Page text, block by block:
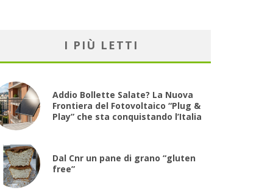
I PIÙ LETTI
Addio Bollette Salate? La Nuova
Frontiera del Fotovoltaico “Plug &
Play” che sta conquistando l’Italia
Dal Cnr un pane di grano “gluten
free”